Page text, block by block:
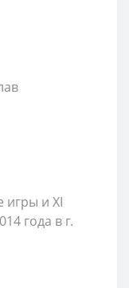
игры и XI
года в г.